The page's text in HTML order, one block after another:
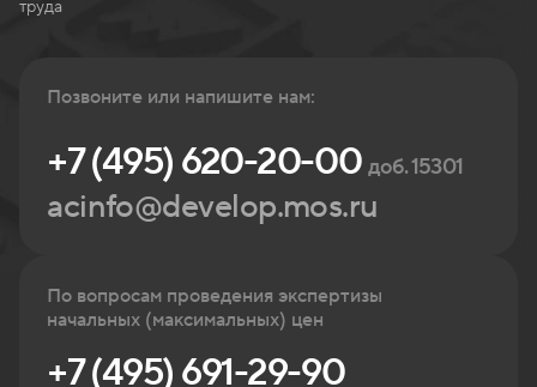
труда
Позвоните или напишите нам:
+7 (495) 620-20-00доб. 15301
acinfo@develop.mos.ru
По вопросам проведения экспертизы
начальных (максимальных) цен
+7 (495) 691-29-90